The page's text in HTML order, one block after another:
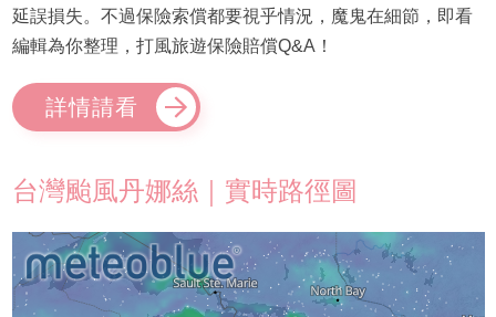
延誤損失。不過保險索償都要視乎情況，魔鬼在細節，即看
編輯為你整理，打風旅遊保險賠償Q&A！
詳情請看
台灣颱風丹娜絲｜實時路徑圖